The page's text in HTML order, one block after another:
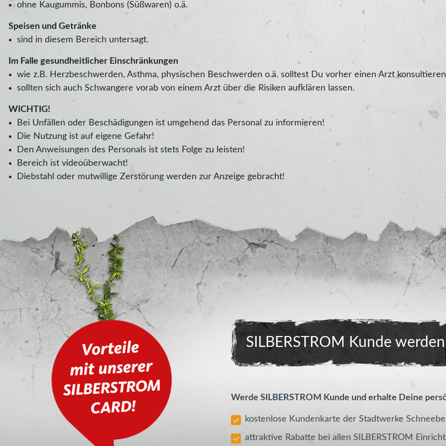
ohne Kaugummis, Bonbons (Süßwaren) o.ä.
Speisen und Getränke
sind in diesem Bereich untersagt.
Im Falle gesundheitlicher Einschränkungen
wie z.B. Herzbeschwerden, Asthma, physischen Beschwerden o.ä. solltest Du vorher einen Arzt
sollten sich auch Schwangere vorab von einem Arzt über die Risiken aufklären lassen.
WICHTIG!
Bei Unfällen oder Beschädigungen ist umgehend das Personal zu informieren!
Die Nutzung ist auf eigene Gefahr!
Den Anweisungen des Personals ist stets Folge zu leisten!
Bereich ist videoüberwacht!
Diebstahl oder mutwillige Zerstörung werden zur Anzeige gebracht!
SILBERSTROM Kunde
Werde SILBERSTROM Kunde und erhalte Deine
kostenlose Kundenkarte der Stadtwerke
attraktive Rabatte bei allen SILBERSTROM